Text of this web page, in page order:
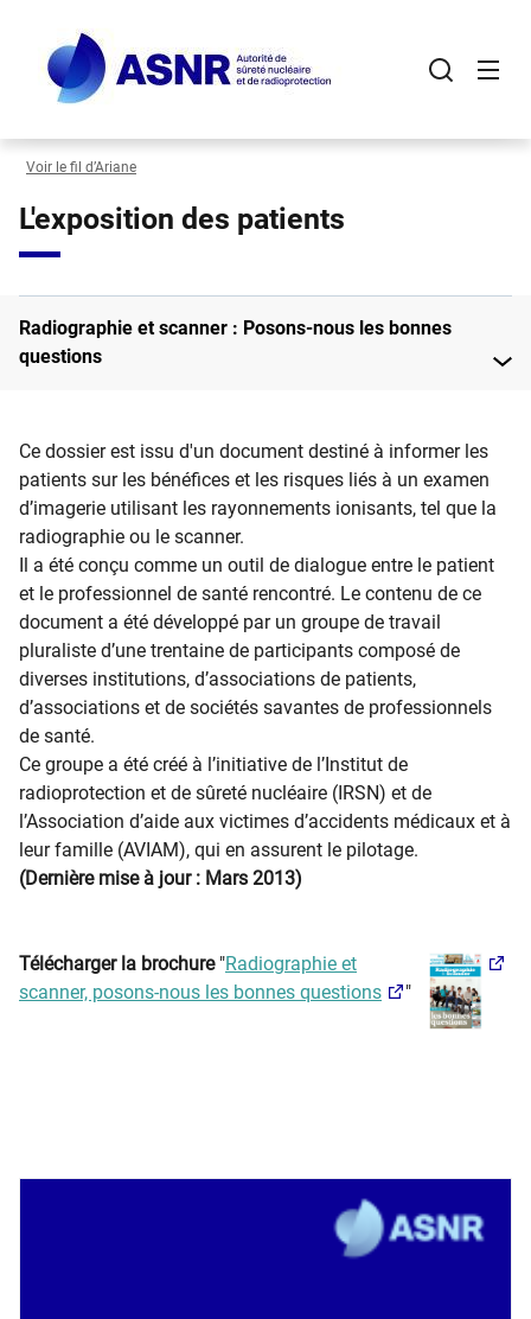
contenu
principal
Voir le fil d’Ariane
L'exposition des patients
Radiographie et scanner : Posons-nous les bonnes
questions
​​Ce dossier est issu d'un document destiné à informer les
patients sur les bénéfices et les risques liés à un examen
d’imagerie utilisant les rayonnements ionisants, tel que la
radiographie ou le scanner.
Il a été conçu comme un outil de dialogue entre le patient
et le professionnel de santé rencontré. Le contenu de ce
document a été développé par un groupe de travail
pluraliste d’une trentaine de participants composé de
diverses institutions, d’associations de patients,
d’associations et de sociétés savantes de professionnels
de santé.
Ce groupe a été créé à l’initiative de l’Institut de
radioprotection et de sûreté nucléaire (IRSN) et de
l’Association d’aide aux victimes d’accidents médicaux et à
leur famille (AVIAM), qui en assurent le pilotage.
(Dernière mise à jour : Mars 2013)
Télécharger la brochure"Radiographie et
scanner, posons-nous les bonnes questions
"